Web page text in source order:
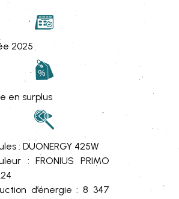
2025
en surplus
: DUONERGY 425W
: FRONIUS PRIMO
d’énergie : 8 347